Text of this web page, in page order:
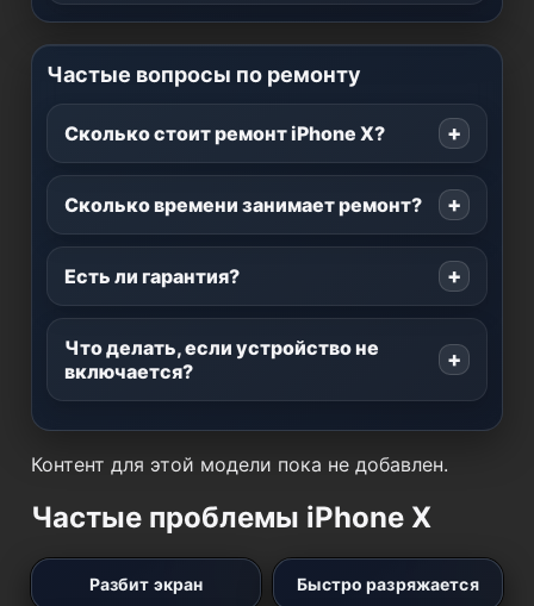
Частые вопросы по ремонту
Сколько стоит ремонт iPhone X?
Сколько времени занимает ремонт?
Есть ли гарантия?
Что делать, если устройство не
включается?
Контент для этой модели пока не добавлен.
Частые проблемы iPhone X
Разбит экран Быстро разряжается